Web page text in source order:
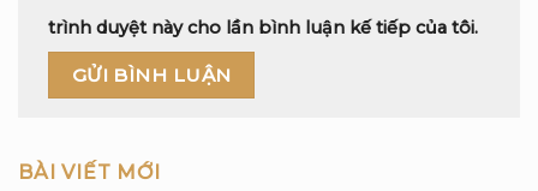
BÀI VIẾT MỚI
trình duyệt này cho lần bình luận kế tiếp của tôi.